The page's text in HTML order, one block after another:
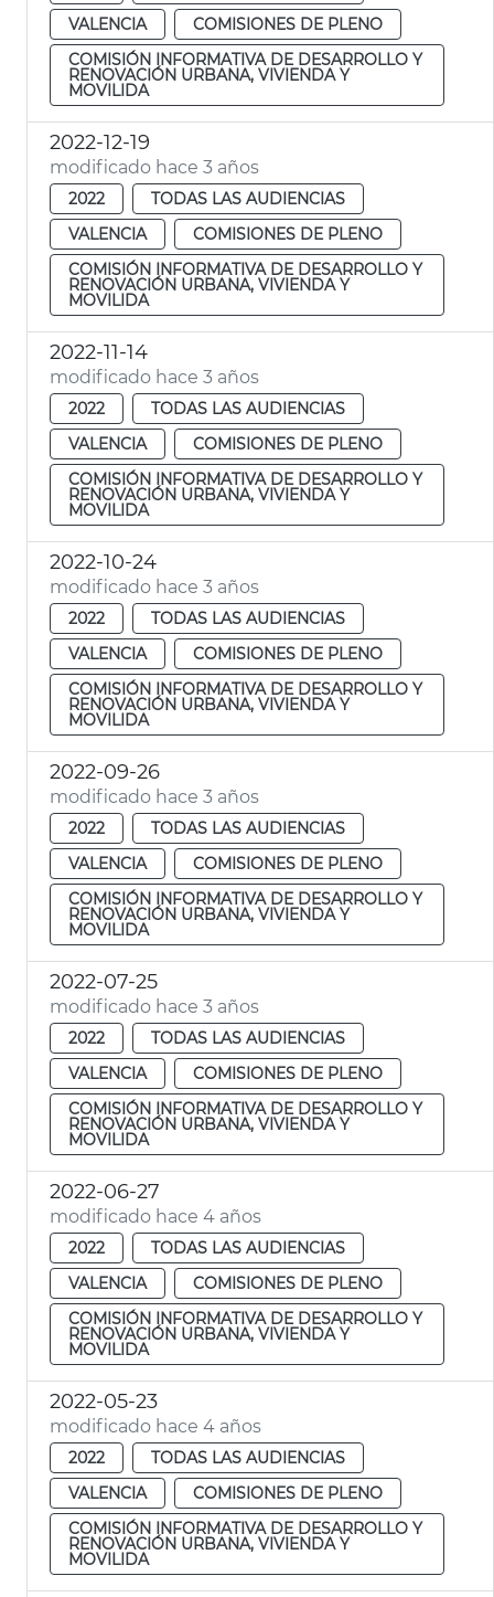
VALENCIA
COMISIONES DE PLENO
COMISIÓN INFORMATIVA DE DESARROLLO Y
RENOVACIÓN URBANA, VIVIENDA Y
MOVILIDA
2022-12-19
modificado hace 3 años
2022
TODAS LAS AUDIENCIAS
VALENCIA
COMISIONES DE PLENO
COMISIÓN INFORMATIVA DE DESARROLLO Y
RENOVACIÓN URBANA, VIVIENDA Y
MOVILIDA
2022-11-14
modificado hace 3 años
2022
TODAS LAS AUDIENCIAS
VALENCIA
COMISIONES DE PLENO
COMISIÓN INFORMATIVA DE DESARROLLO Y
RENOVACIÓN URBANA, VIVIENDA Y
MOVILIDA
2022-10-24
modificado hace 3 años
2022
TODAS LAS AUDIENCIAS
VALENCIA
COMISIONES DE PLENO
COMISIÓN INFORMATIVA DE DESARROLLO Y
RENOVACIÓN URBANA, VIVIENDA Y
MOVILIDA
2022-09-26
modificado hace 3 años
2022
TODAS LAS AUDIENCIAS
VALENCIA
COMISIONES DE PLENO
COMISIÓN INFORMATIVA DE DESARROLLO Y
RENOVACIÓN URBANA, VIVIENDA Y
MOVILIDA
2022-07-25
modificado hace 3 años
2022
TODAS LAS AUDIENCIAS
VALENCIA
COMISIONES DE PLENO
COMISIÓN INFORMATIVA DE DESARROLLO Y
RENOVACIÓN URBANA, VIVIENDA Y
MOVILIDA
2022-06-27
modificado hace 4 años
2022
TODAS LAS AUDIENCIAS
VALENCIA
COMISIONES DE PLENO
COMISIÓN INFORMATIVA DE DESARROLLO Y
RENOVACIÓN URBANA, VIVIENDA Y
MOVILIDA
2022-05-23
modificado hace 4 años
2022
TODAS LAS AUDIENCIAS
VALENCIA
COMISIONES DE PLENO
COMISIÓN INFORMATIVA DE DESARROLLO Y
RENOVACIÓN URBANA, VIVIENDA Y
MOVILIDA